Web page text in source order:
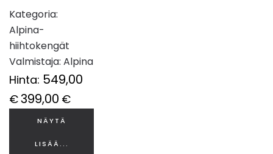
Kategoria:
Alpina-
hiihtokengät
Valmistaja: Alpina
Hinta: 549,00
€399,00 €
NÄYTÄ
LISÄÄ...